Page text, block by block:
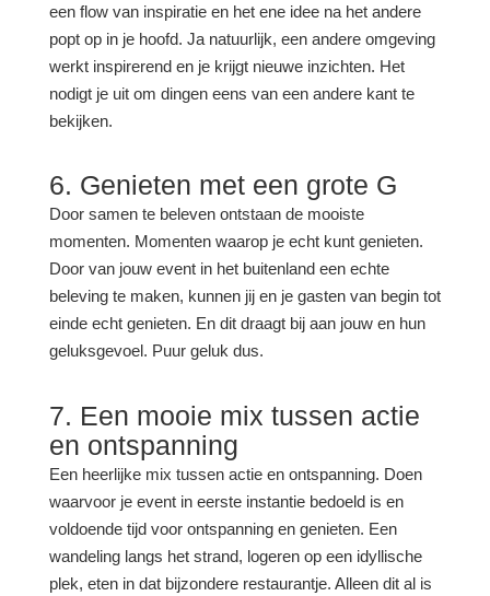
een flow van inspiratie en het ene idee na het andere
popt op in je hoofd. Ja natuurlijk, een andere omgeving
werkt inspirerend en je krijgt nieuwe inzichten. Het
nodigt je uit om dingen eens van een andere kant te
bekijken.
6. Genieten met een grote G
Door samen te beleven ontstaan de mooiste
momenten. Momenten waarop je echt kunt genieten.
Door van jouw event in het buitenland een echte
beleving te maken, kunnen jij en je gasten van begin tot
einde echt genieten. En dit draagt bij aan jouw en hun
geluksgevoel. Puur geluk dus.
7. Een mooie mix tussen actie
en ontspanning
Een heerlijke mix tussen actie en ontspanning. Doen
waarvoor je event in eerste instantie bedoeld is en
voldoende tijd voor ontspanning en genieten. Een
wandeling langs het strand, logeren op een idyllische
plek, eten in dat bijzondere restaurantje. Alleen dit al is